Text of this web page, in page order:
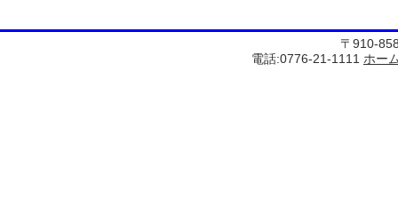
〒910-
電話:0776-21-1111 ホー